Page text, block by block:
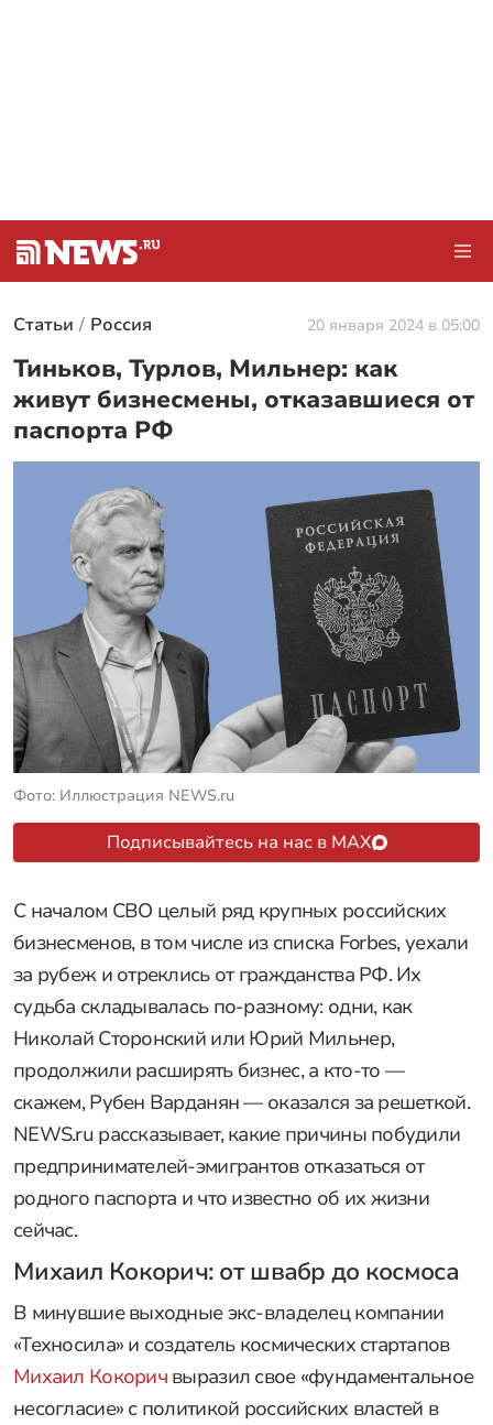
Статьи Россия 20 января 2024 в 05:00
Тиньков, Турлов, Мильнер: как
живут бизнесмены, отказавшиеся от
паспорта РФ
Фото: Иллюстрация NEWS.ru
Подписывайтесь на нас в MAX
С началом СВО целый ряд крупных российских
бизнесменов, в том числе из списка Forbes, уехали
за рубеж и отреклись от гражданства РФ. Их
судьба складывалась по-разному: одни, как
Николай Сторонский или Юрий Мильнер,
продолжили расширять бизнес, а кто-то —
скажем, Рубен Варданян — оказался за решеткой.
NEWS.ru рассказывает, какие причины побудили
предпринимателей-эмигрантов отказаться от
родного паспорта и что известно об их жизни
сейчас.
Михаил Кокорич: от швабр до космоса
В минувшие выходные экс-владелец компании
«Техносила» и создатель космических стартапов
Михаил Кокоричвыразил свое «фундаментальное
несогласие» с политикой российских властей в